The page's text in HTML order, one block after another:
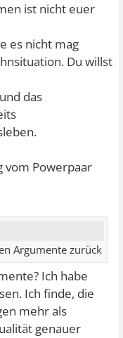
ist nicht euer
es nicht mag
Du willst
das
vom Powerpaar
Argumente zurück
Ich habe
Ich finde, die
mehr als
genauer